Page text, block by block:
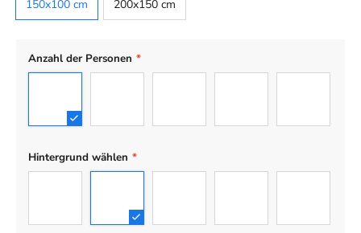
Default
150x100 cm
200x150 cm
Anzahl der Personen *
Hintergrund wählen *